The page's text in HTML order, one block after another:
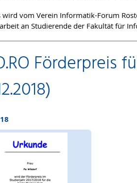
wird vom Verein Informatik-Forum
an Studierende der Fakultät für
Förderpreis